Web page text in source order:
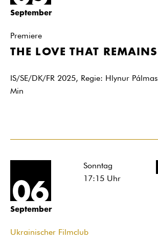
September
Premiere
THE LOVE THAT REMAINS
IS/SE/DK/FR 2025, Regie: Hlynur
Min
06
September
Sonntag
17:15Uhr
Ukrainischer Filmclub